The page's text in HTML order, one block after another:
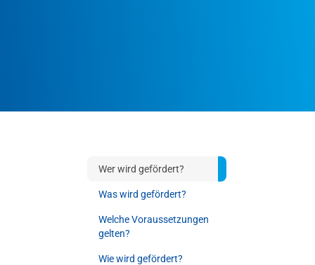
Wer wird gefördert?
Was wird gefördert?
Welche Voraussetzungen
gelten?
Wie wird gefördert?